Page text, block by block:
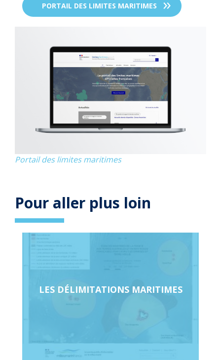
PORTAIL DES LIMITES MARITIMES
Portail des limites maritimes
Pour aller plus loin
Page
LES DÉLIMITATIONS MARITIMES